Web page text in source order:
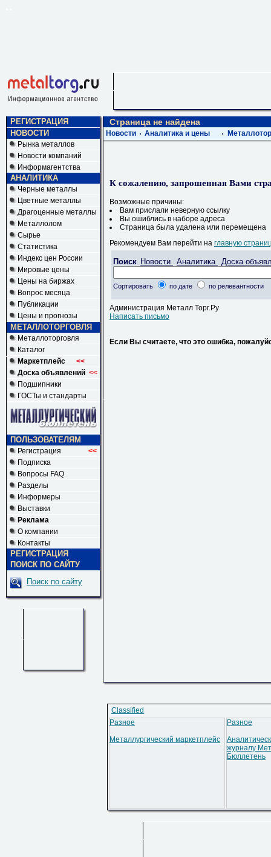
РЕГИСТРАЦИЯ
НОВОСТИ
Рынка металлов
Новости компаний
Информагентства
АНАЛИТИКА
Черные металлы
Цветные металлы
Драгоценные металлы
Металлолом
Сырье
Статистика
Индекс цен России
Мировые цены
Цены на биржах
Вопрос месяца
Публикации
Цены и прогнозы
МЕТАЛЛОТОРГОВЛЯ
Металлоторговля
Каталог
Маркетплейс
<<
Доска объявлений <<
Подшипники
ГОСТы и стандарты
ПОЛЬЗОВАТЕЛЯМ
Регистрация <<
Подписка
Вопросы FAQ
Разделы
Информеры
Выставки
Реклама
О компании
Контакты
РЕГИСТРАЦИЯ
ПОИСК ПО САЙТУ
Поиск по сайту
Страница не найдена
Новости Аналитика и цены
К сожалению, запрошенная Вами
Возможные причины:
Вам прислали неверную ссылку
Вы ошиблись в наборе адреса
Страница была удалена или перемещена
Рекомендуем Вам перейти на главную
Поиск Новости Аналитика Доска
Сортировать по дате по релевантности
Администрация Металл Торг.Ру
Написать письмо
Если Вы считаете, что это ошибка,
Classified
Разное
Металлургический маркетплейс
Разное
журналу
Бюллетень